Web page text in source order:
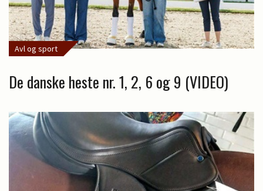
Avl og sport
De danske heste nr. 1, 2, 6 og 9 (VIDEO)